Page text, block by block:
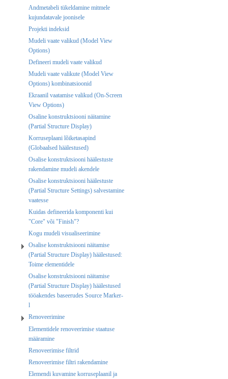
Andmetabeli tükeldamine mitmele
kujundatavale joonisele
Projekti indeksid
Mudeli vaate valikud (Model View
Options)
Defineeri mudeli vaate valikud
Mudeli vaate valikute (Model View
Options) kombinatsioonid
Ekraanil vaatamise valikud (On-Screen
View Options)
Osaline konstruktsiooni näitamine
(Partial Structure Display)
Korruseplaani lõiketasapind
(Globaalsed häälestused)
Osalise konstruktsiooni häälestuste
rakendamine mudeli akendele
Osalise konstruktsiooni häälestuste
(Partial Structure Settings) salvestamine
vaatesse
Kuidas defineerida komponenti kui
"Core" või "Finish"?
Kogu mudeli visualiseerimine
Osalise konstruktsiooni näitamise
(Partial Structure Display) häälestused:
Toime elementidele
Osalise konstruktsiooni näitamise
(Partial Structure Display) häälestused
tööakendes baseerudes Source Marker-
l
Renoveerimine
Elementidele renoveerimise staatuse
määramine
Renoveerimise filtrid
Renoveerimise filtri rakendamine
Elemendi kuvamine korruseplaanil ja